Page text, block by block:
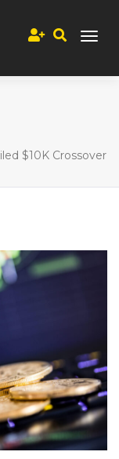
$10K Crossover